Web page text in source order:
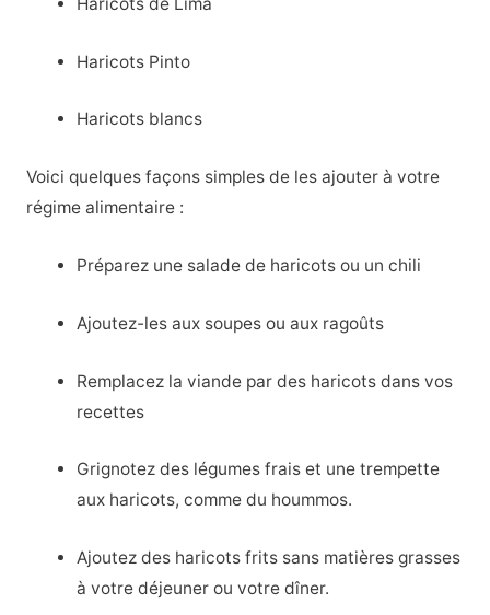
Haricots Pinto
Haricots blancs
Voici quelques façons simples de les ajouter à votre
régime alimentaire :
Préparez une salade de haricots ou un chili
Ajoutez-les aux soupes ou aux ragoûts
Remplacez la viande par des haricots dans vos
recettes
Grignotez des légumes frais et une trempette
aux haricots, comme du hoummos.
Ajoutez des haricots frits sans matières grasses
à votre déjeuner ou votre dîner.